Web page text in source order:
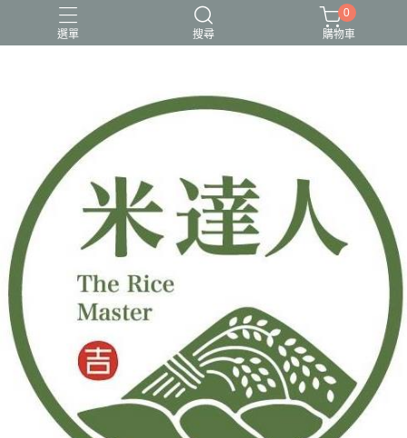
選單 搜尋
0
購物車